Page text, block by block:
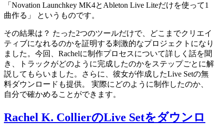
「Novation Launchkey MK4とAbleton Live Liteだけを使って1
曲作る」 というものです。
その結果は？ たった2つのツールだけで、どこまでクリエイ
ティブになれるのかを証明する刺激的なプロジェクトになり
ました。今回、Rachelに制作プロセスについて詳しく話を聞
き、トラックがどのように完成したのかをステップごとに解
説してもらいました。さらに、彼女が作成したLive Setの無
料ダウンロードも提供。 実際にどのように制作したのか、
自分で確かめることができます。
Rachel K. CollierのLive Setをダウンロ